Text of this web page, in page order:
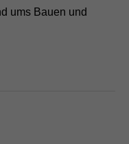
ums Bauen und